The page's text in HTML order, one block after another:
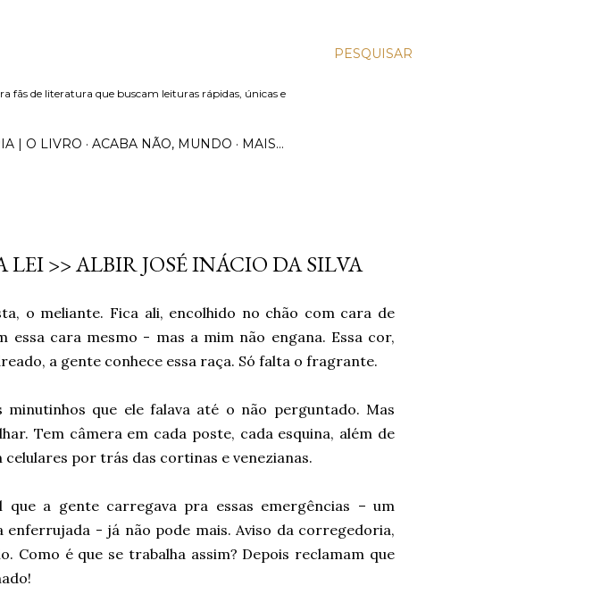
PESQUISAR
fãs de literatura que buscam leituras rápidas, únicas e
| O LIVRO ACABA NÃO, MUNDO MAIS…
LEI >> ALBIR JOSÉ INÁCIO DA SILVA
o meliante. Fica ali, encolhido no chão com cara de
essa cara mesmo - mas a mim não engana. Essa cor,
a gente conhece essa raça. Só falta o fragrante.
minutinhos que ele falava até o não perguntado. Mas
Tem câmera em cada poste, cada esquina, além de
por trás das cortinas e venezianas.
a gente carregava pra essas emergências – um
enferrujada - já não pode mais. Aviso da corregedoria,
Como é que se trabalha assim? Depois reclamam que